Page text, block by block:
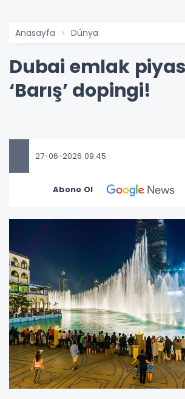
Anasayfa Dünya
Dubai emlak
‘Barış’ dopingi!
27-06-2026 09:45
Abone Ol